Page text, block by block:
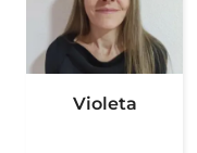
Violeta